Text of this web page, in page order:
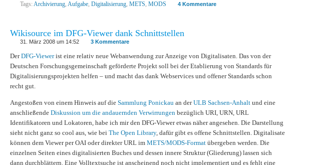
Tags: Archivierung, Aufgabe, Digitalisierung, METS, MODS 4 Kommentare
Wikisource im DFG-Viewer dank Schnittstellen
31. März 2008 um 14:52 3 Kommentare
DerDFG-Viewerist eine relativ neue Webanwendung zur Anzeige von Digitalisaten. Das von der
Deutschen Forschungsgemeinschaft geförderte Projekt soll bei der Etablierung von Standards für
Digitalisierungsprojekten helfen – und macht das dank Webservices und offener Standards schon
recht gut.
Angestoßen von einem Hinweis auf die Sammlung Ponickau an derULB Sachsen-Anhalt und eine
anschließende Diskussion um die andauernden Verwirrungen bezüglich URI, URN, URL
Identifikatoren und Lokatoren, habe ich mir den DFG-Viewer etwas näher angesehen. Die Darstellung
sieht nicht ganz so cool aus, wie bei The Open Library, dafür gibt es offene Schnittstellen. Digitalisate
können dem Viewer per OAI oder direkter URL im METS/MODS-Format übergeben werden. Die
einzelnen Seiten eines digitalisierten Buches und dessen innere Struktur (Gliederung) lassen sich
dann durchblättern. Eine Volltextsuche ist anscheinend noch nicht implementiert und es fehlt eine